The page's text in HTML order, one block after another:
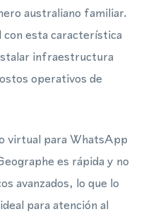
australiano familiar.
esta característica
infraestructura
operativos de
virtual para WhatsApp
es rápida y no
avanzados, lo que lo
para atención al